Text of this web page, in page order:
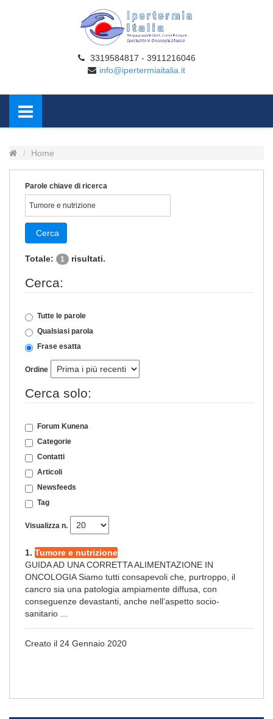
3319584817 - 3911216046
info@ipertermiaitalia.it
Home
Parole chiave di ricerca
Cerca
Totale: 1 risultati.
Cerca:
Tutte le parole
Qualsiasi parola
Frase esatta
Ordine
Cerca solo:
Forum Kunena
Categorie
Contatti
Articoli
Newsfeeds
Tag
Visualizza n.
1. Tumore e nutrizione
GUIDA AD UNA CORRETTA ALIMENTAZIONE IN
ONCOLOGIA Siamo tutti consapevoli che, purtroppo, il
cancro sia una patologia ampiamente diffusa, con
conseguenze devastanti, anche nell’aspetto socio-
sanitario ...
Creato il 24 Gennaio 2020